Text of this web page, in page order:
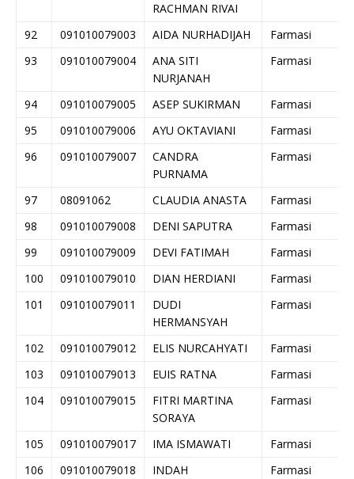
RACHMAN RIVAI
92 091010079003 AIDA NURHADIJAH
Farmasi
93
091010079004
ANA SITI
NURJANAH
Farmasi
94 091010079005 ASEP SUKIRMAN
Farmasi
95
091010079006 AYU OKTAVIANI
Farmasi
96
091010079007
CANDRA
PURNAMA
Farmasi
97 08091062 CLAUDIA ANASTA
Farmasi
98
091010079008 DENI SAPUTRA
Farmasi
99
091010079009 DEVI FATIMAH
Farmasi
100
091010079010 DIAN HERDIANI
Farmasi
101
091010079011
DUDI
HERMANSYAH
Farmasi
102 091010079012 ELIS NURCAHYATI
Farmasi
103
091010079013 EUIS RATNA
Farmasi
104
091010079015
FITRI MARTINA
SORAYA
Farmasi
105 091010079017 IMA ISMAWATI
Farmasi
106
091010079018
INDAH
Farmasi